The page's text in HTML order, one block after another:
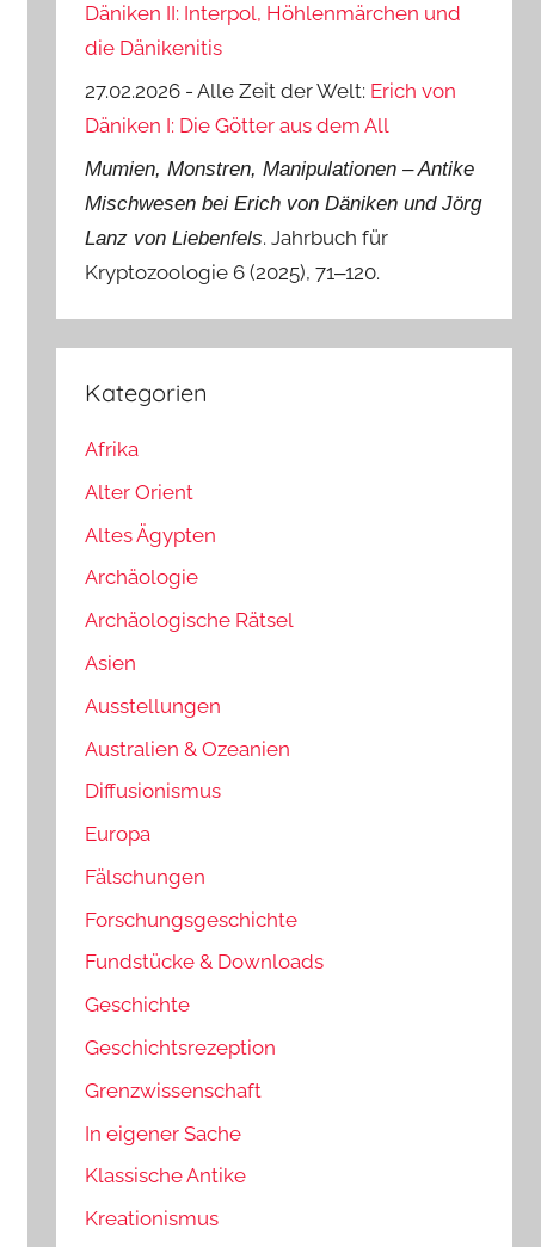
Däniken II: Interpol, Höhlenmärchen und
die Dänikenitis
27.02.2026 - Alle Zeit der Welt: Erich von
Däniken I: Die Götter aus dem All
Mumien, Monstren, Manipulationen ‒ Antike
Mischwesen bei Erich von Däniken und Jörg
Lanz von Liebenfels. Jahrbuch für
Kryptozoologie 6 (2025), 71‒120.
Kategorien
Afrika
Alter Orient
Altes Ägypten
Archäologie
Archäologische Rätsel
Asien
Ausstellungen
Australien & Ozeanien
Diffusionismus
Europa
Fälschungen
Forschungsgeschichte
Fundstücke & Downloads
Geschichte
Geschichtsrezeption
Grenzwissenschaft
In eigener Sache
Klassische Antike
Kreationismus